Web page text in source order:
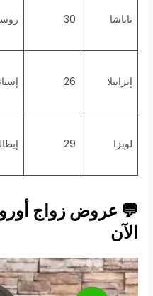
ناتاشا 30
إيزابيلا 26
لويزا 29
💬 عروض زواج
الآن